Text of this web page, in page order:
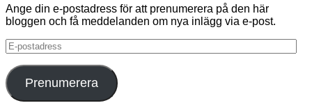
Ange din e-postadress för att prenumerera på den här
bloggen och få meddelanden om nya inlägg via e-post.
E-
postadress
Prenumerera